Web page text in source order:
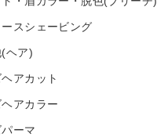
ースシェービング
ヘア)
ヘアカット
ヘアカラー
パーマ